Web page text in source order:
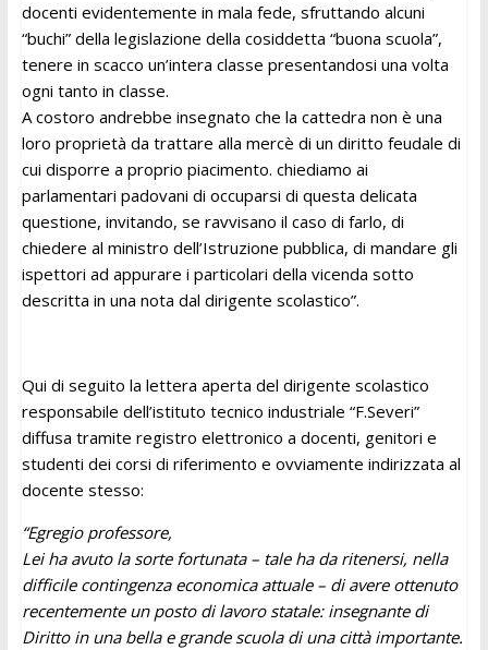
docenti evidentemente in mala fede, sfruttando alcuni
“buchi” della legislazione della cosiddetta “buona scuola”,
tenere in scacco un’intera classe presentandosi una volta
ogni tanto in classe.
A costoro andrebbe insegnato che la cattedra non è una
loro proprietà da trattare alla mercè di un diritto feudale di
cui disporre a proprio piacimento. chiediamo ai
parlamentari padovani di occuparsi di questa delicata
questione, invitando, se ravvisano il caso di farlo, di
chiedere al ministro dell’Istruzione pubblica, di mandare gli
ispettori ad appurare i particolari della vicenda sotto
descritta in una nota dal dirigente scolastico”.
Qui di seguito la lettera aperta del dirigente scolastico
responsabile dell’istituto tecnico industriale “F.Severi”
diffusa tramite registro elettronico a docenti, genitori e
studenti dei corsi di riferimento e ovviamente indirizzata al
docente stesso:
“Egregio professore,
Lei ha avuto la sorte fortunata – tale ha da ritenersi, nella
difficile contingenza economica attuale – di avere ottenuto
recentemente un posto di lavoro statale: insegnante di
Diritto in una bella e grande scuola di una città importante.